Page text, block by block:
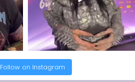
Follow on Instagram